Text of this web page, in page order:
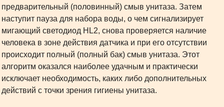
предварительный (половинный) смыв унитаза. Затем
наступит пауза для набора воды, о чем сигнализирует
мигающий светодиод HL2, снова проверяется наличие
человека в зоне действия датчика и при его отсутствии
происходит полный (полный бак) смыв унитаза. Этот
алгоритм оказался наиболее удачным и практически
исключает необходимость, каких либо дополнительных
действий с точки зрения гигиены унитаза.